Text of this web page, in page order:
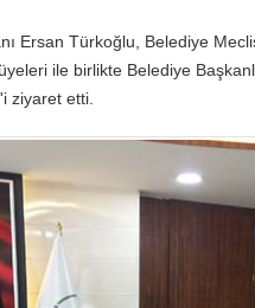
Ersan Türkoğlu, Belediye
ile birlikte Belediye
ziyaret etti.